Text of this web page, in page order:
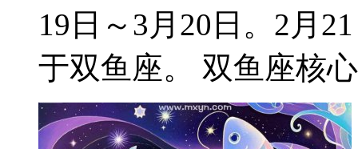
19日～3月20日。2月
于双鱼座。 双鱼座核